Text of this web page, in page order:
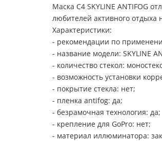
Маска C4 SKYLINE ANTIFOG
любителей активного отдыха
Характеристики:
- рекомендации по
- название модели: SKYLINE
- количество стекол:
- возможность установки
- покрытие стекла: нет;
- пленка antifog: да;
- безрамочная технология: да;
- крепление для GoPro: нет;
- материал иллюминатора: